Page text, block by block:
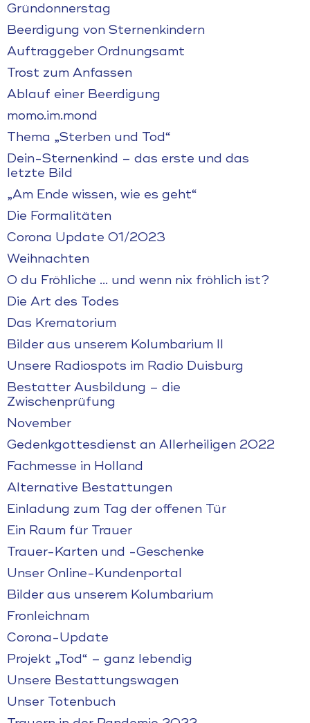
Gründonnerstag
Beerdigung von Sternenkindern
Auftraggeber Ordnungsamt
Trost zum Anfassen
Ablauf einer Beerdigung
momo.im.mond
Thema „Sterben und Tod“
Dein-Sternenkind – das erste und das
letzte Bild
„Am Ende wissen, wie es geht“
Die Formalitäten
Corona Update 01/2023
Weihnachten
O du Fröhliche … und wenn nix fröhlich ist?
Die Art des Todes
Das Krematorium
Bilder aus unserem Kolumbarium II
Unsere Radiospots im Radio Duisburg
Bestatter Ausbildung – die
Zwischenprüfung
November
Gedenkgottesdienst an Allerheiligen 2022
Fachmesse in Holland
Alternative Bestattungen
Einladung zum Tag der offenen Tür
Ein Raum für Trauer
Trauer-Karten und -Geschenke
Unser Online-Kundenportal
Bilder aus unserem Kolumbarium
Fronleichnam
Corona-Update
Projekt „Tod“ – ganz lebendig
Unsere Bestattungswagen
Unser Totenbuch